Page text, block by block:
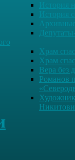
История
История
Храм
Храм
Вера без
Романов